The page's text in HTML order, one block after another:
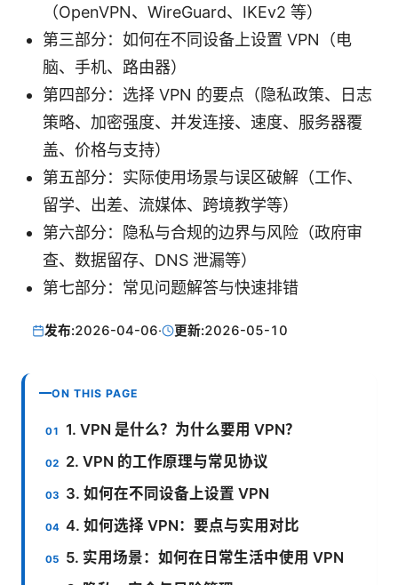
（OpenVPN、WireGuard、IKEv2 等）
第三部分：如何在不同设备上设置 VPN（电
脑、手机、路由器）
第四部分：选择 VPN 的要点（隐私政策、日志
策略、加密强度、并发连接、速度、服务器覆
盖、价格与支持）
第五部分：实际使用场景与误区破解（工作、
留学、出差、流媒体、跨境教学等）
第六部分：隐私与合规的边界与风险（政府审
查、数据留存、DNS 泄漏等）
第七部分：常见问题解答与快速排错
发布:2026-04-06· 更新:2026-05-10
ON THIS PAGE
1. VPN 是什么？为什么要用 VPN？
2. VPN 的工作原理与常见协议
3. 如何在不同设备上设置 VPN
4. 如何选择 VPN：要点与实用对比
5. 实用场景：如何在日常生活中使用 VPN